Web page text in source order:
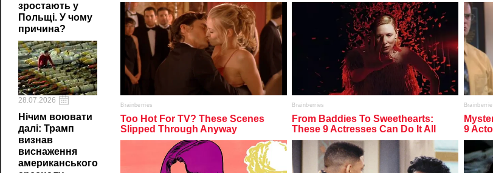
зростають у
Польщі. У чому
причина?
28.07.2026
Нічим воювати
далі: Трамп
визнав
виснаження
американського